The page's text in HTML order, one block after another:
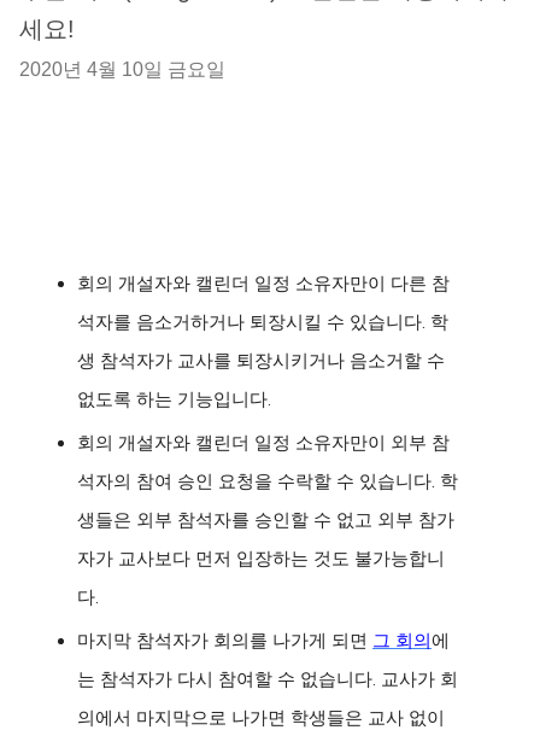
세요!
2020년 4월 10일 금요일
회의 개설자와 캘린더 일정 소유자만이 다른 참
석자를 음소거하거나 퇴장시킬 수 있습니다. 학
생 참석자가 교사를 퇴장시키거나 음소거할 수
없도록 하는 기능입니다.
회의 개설자와 캘린더 일정 소유자만이 외부 참
석자의 참여 승인 요청을 수락할 수 있습니다. 학
생들은 외부 참석자를 승인할 수 없고 외부 참가
자가 교사보다 먼저 입장하는 것도 불가능합니
다.
마지막 참석자가 회의를 나가게 되면 그 회의에
는 참석자가 다시 참여할 수 없습니다. 교사가 회
의에서 마지막으로 나가면 학생들은 교사 없이